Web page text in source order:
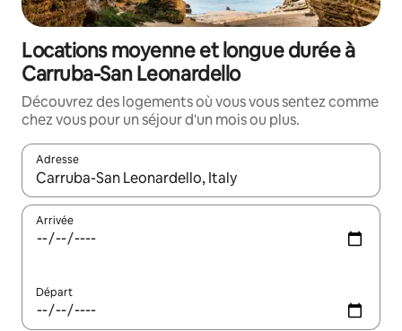
Locations moyenne et longue durée à
Carruba-San Leonardello
Découvrez des logements où vous vous sentez comme
chez vous pour un séjour d'un mois ou plus.
Adresse
Lorsque les résultats s'affichent, utilisez les flèches vers le
Arrivée
Départ